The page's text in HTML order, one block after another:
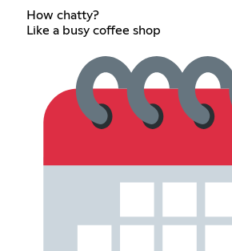
How chatty?
Like a busy coffee shop